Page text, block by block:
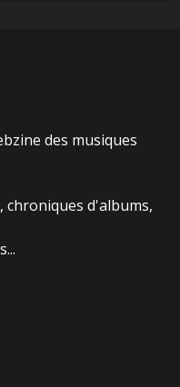
des musiques
chroniques d'albums,